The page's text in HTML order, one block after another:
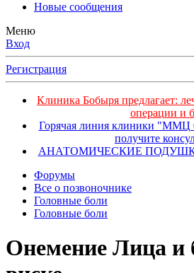
Новые сообщения
Меню
Вход
Регистрация
Клиника Бобыря предлагает:
операции и
Горячая линия клиники "ММЦ
получите
АНАТОМИЧЕСКИЕ
Форумы
Все о позвоночнике
Головные боли
Головные боли
Онемение Лица и